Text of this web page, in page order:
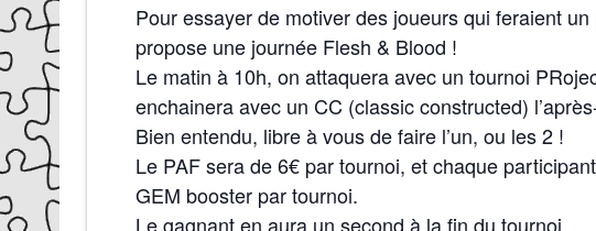
Pour essayer de motiver des joueurs qui feraient
propose une journée Flesh & Blood !
Le matin à 10h, on attaquera avec un tournoi
enchainera avec un CC (classic constructed)
Bien entendu, libre à vous de faire l’un, ou les 2 !
Le PAF sera de 6€ par tournoi, et chaque
GEM booster par tournoi.
Le gagnant en aura un second à la fin du tournoi